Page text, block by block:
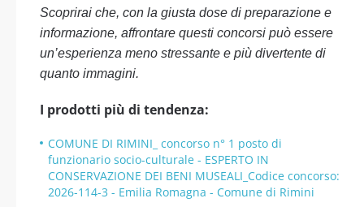
Scoprirai che, con la giusta dose di preparazione e
informazione, affrontare questi concorsi può essere
un’esperienza meno stressante e più divertente di
quanto immagini.
I prodotti più di tendenza:
COMUNE DI RIMINI_ concorso n° 1 posto di
funzionario socio-culturale - ESPERTO IN
CONSERVAZIONE DEI BENI MUSEALI_Codice concorso:
2026-114-3 - Emilia Romagna - Comune di Rimini